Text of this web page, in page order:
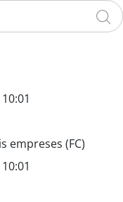
empreses (FC)